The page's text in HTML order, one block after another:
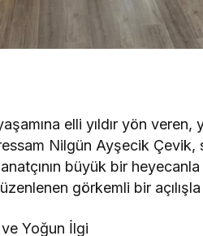
elli yıldır yön
Nilgün Ayşecik Çevik,
büyük bir
görkemli bir
Yoğun İlgi